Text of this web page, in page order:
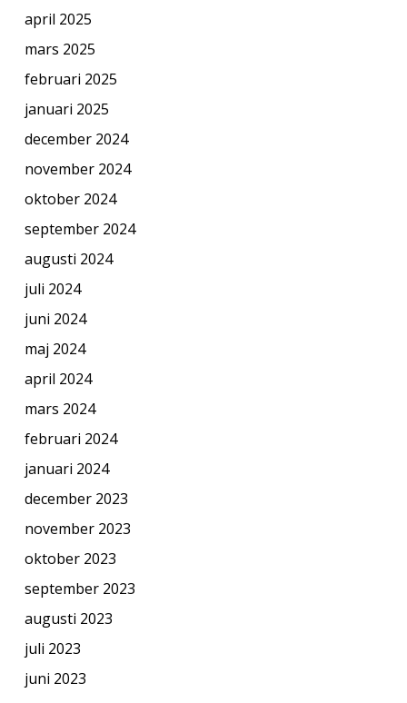
april 2025
mars 2025
februari 2025
januari 2025
december 2024
november 2024
oktober 2024
september 2024
augusti 2024
juli 2024
juni 2024
maj 2024
april 2024
mars 2024
februari 2024
januari 2024
december 2023
november 2023
oktober 2023
september 2023
augusti 2023
juli 2023
juni 2023